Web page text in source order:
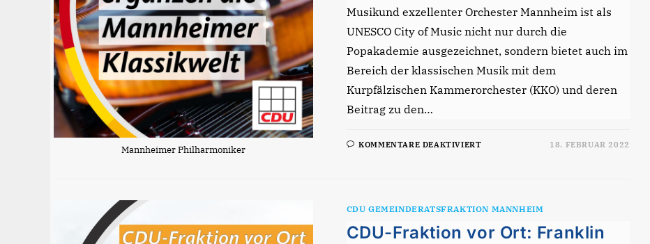
Mannheimer Philharmoniker
Musikund exzellenter Orchester Mannheim ist als
UNESCO City of Music nicht nur durch die
Popakademie ausgezeichnet, sondern bietet auch im
Bereich der klassischen Musik mit dem
Kurpfälzischen Kammerorchester (KKO) und deren
Beitrag zu den…
KOMMENTARE DEAKTIVIERTFÜR
KLASSIKWELT
18. FEBRUAR 2022
CDU GEMEINDERATSFRAKTION MANNHEIM
CDU-Fraktion vor Ort: Franklin